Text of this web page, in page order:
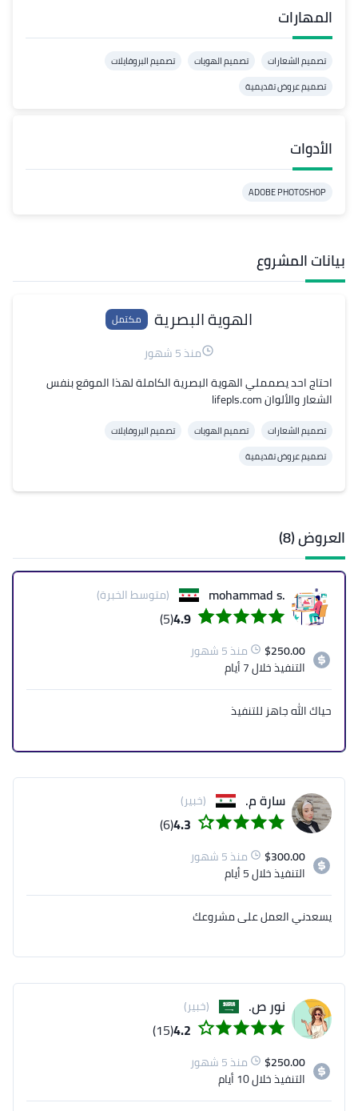
المهارات
تصميم الشعارات تصميم الهويات
تصميم البروفايلات
تصميم عروض تقديمية
الأدوات
ADOBE PHOTOSHOP
بيانات المشروع
الهوية البصرية مكتمل
منذ 5 شهور
الشعار والألوان lifepls.com
تصميم الشعارات تصميم الهويات
تصميم البروفايلات
تصميم عروض تقديمية
العروض (8)
.mohammad s (متوسط الخبرة)
4.9
(5)
$250.00
منذ 5 شهور
التنفيذخلال 7 أيام
حياك الله جاهز للتنفيذ
سارة م. (خبير)
4.3
(6)
$300.00
منذ 5 شهور
التنفيذخلال 5 أيام
يسعدني العمل على مشروعك
نور ص. (خبير)
4.2
(15)
$250.00
منذ 5 شهور
التنفيذخلال 10 أيام